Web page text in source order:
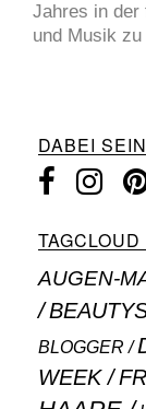
Jahres in der
und Musik
DABEI SEIN
TAGCLOUD
AUGEN-
BLOGGER
WEEK